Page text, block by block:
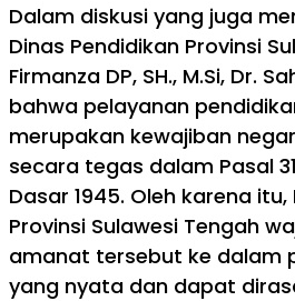
Dalam diskusi yang juga
Dinas Pendidikan Provinsi
Firmanza DP, SH., M.Si, Dr.
bahwa pelayanan
merupakan kewajiban
secara tegas dalam Pasal
Dasar 1945. Oleh karena
Provinsi Sulawesi Tengah
amanat tersebut ke dalam
yang nyata dan dapat